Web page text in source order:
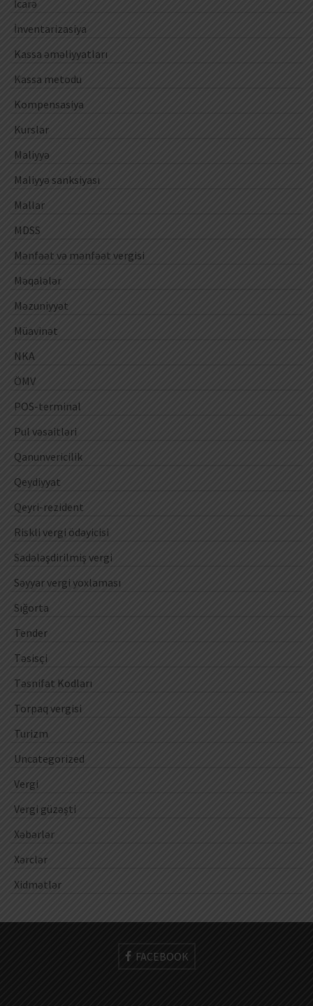
İcarə
İnventarizasiya
Kassa əməliyyatları
Kassa metodu
Kompensasiya
Kurslar
Maliyyə
Maliyyə sanksiyası
Mallar
MDSS
Mənfəət və mənfəət vergisi
Məqalələr
Məzuniyyət
Müavinət
NKA
ÖMV
POS-terminal
Pul vəsaitləri
Qanunvericilik
Qeydiyyat
Qeyri-rezident
Riskli vergi ödəyicisi
Sadələşdirilmiş vergi
Səyyar vergi yoxlaması
Sığorta
Tender
Təsisçi
Təsnifat Kodları
Torpaq vergisi
Turizm
Uncategorized
Vergi
Vergi güzəşti
Xəbərlər
Xərclər
Xidmətlər
FACEBOOK